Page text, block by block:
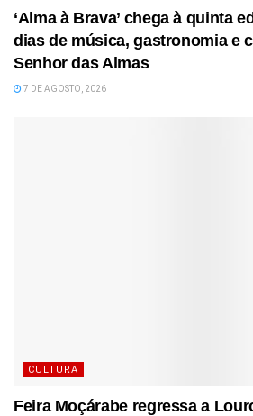
‘Alma à Brava’ chega à quinta
dias de música, gastronomia e
Senhor das Almas
7 DE AGOSTO, 2026
CULTURA
Feira Moçárabe regressa a